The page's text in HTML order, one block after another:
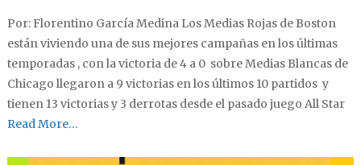
Por: Florentino García Medina Los Medias Rojas de Boston
están viviendo una de sus mejores campañas en los últimas
temporadas , con la victoria de 4 a 0 sobre Medias Blancas de
Chicago llegaron a 9 victorias en los últimos 10 partidos y
tienen 13 victorias y 3 derrotas desde el pasado juego All Star
Read More…